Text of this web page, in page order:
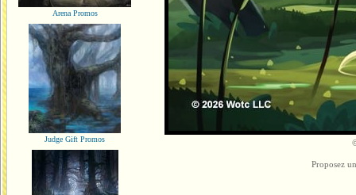
Arena Promos
Judge Gift Promos
Proposez